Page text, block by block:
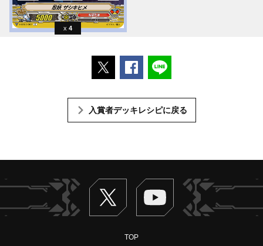
4
ポストするFacebookでシェアする
入賞者デッキレシピに戻る
Twitter ヴァンガードch
TOP